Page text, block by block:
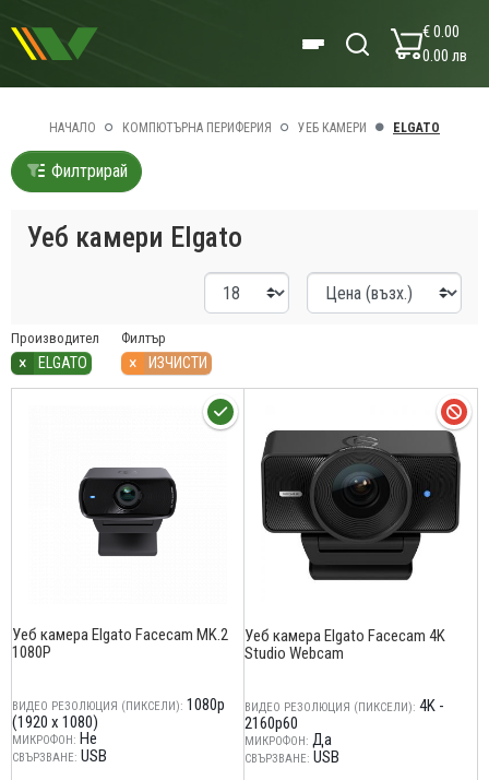
€ 0.00
0.00 лв
НАЧАЛО КОМПЮТЪРНА ПЕРИФЕРИЯ УЕБ КАМЕРИ ELGATO
Филтрирай
Уеб камери Elgato
Производител
× ELGATO
Филтър
× ИЗЧИСТИ
Уеб камера Elgato Facecam MK.2
1080P
ВИДЕО РЕЗОЛЮЦИЯ (ПИКСЕЛИ): 1080p
(1920 x 1080)
МИКРОФОН: Не
СВЪРЗВАНЕ: USB
Уеб камера Elgato Facecam 4K
Studio Webcam
ВИДЕО РЕЗОЛЮЦИЯ (ПИКСЕЛИ): 4K -
2160p60
МИКРОФОН: Да
СВЪРЗВАНЕ: USB